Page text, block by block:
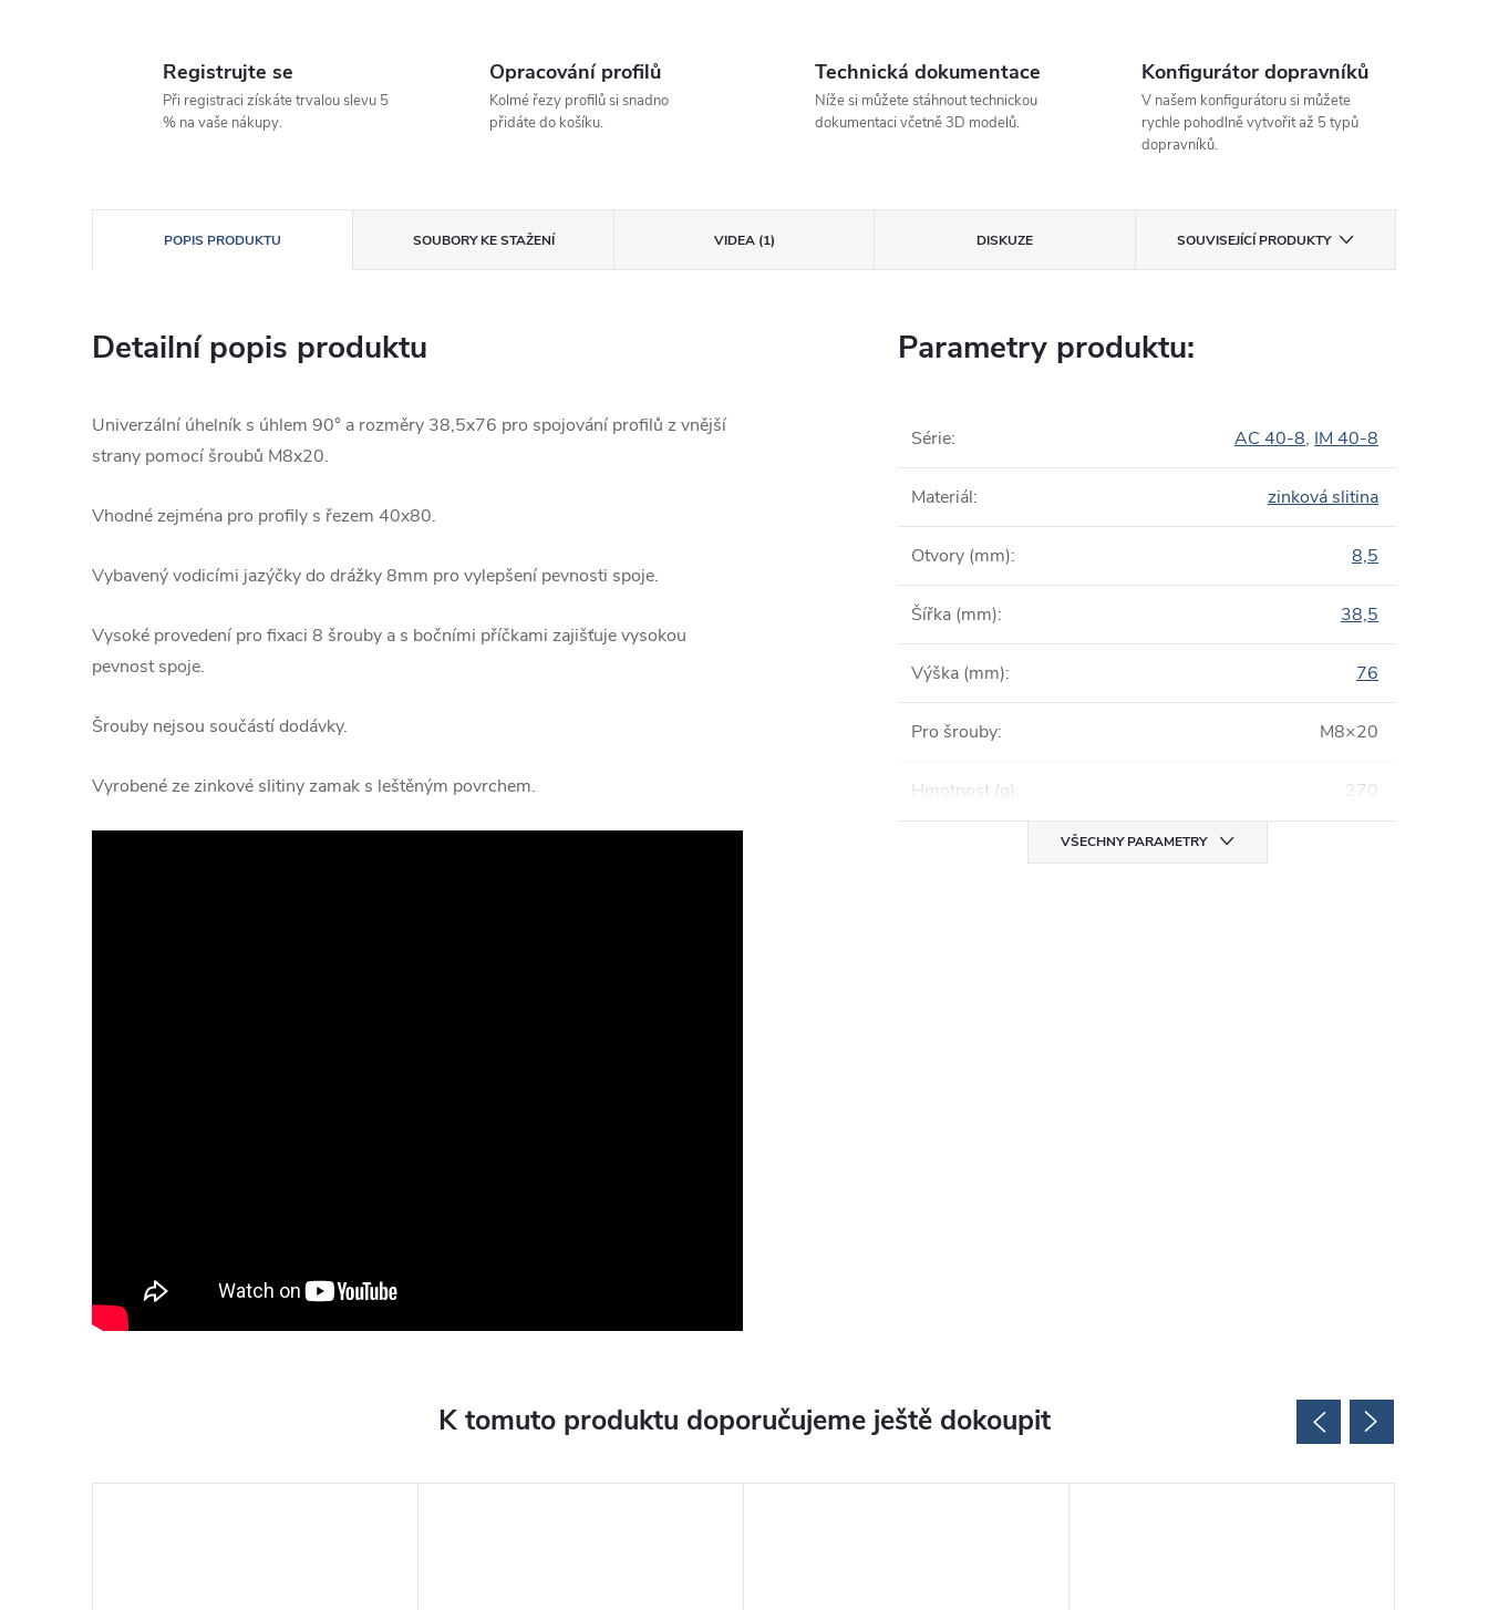
Registrujte se
Při registraci získáte trvalou slevu 5
% na vaše nákupy.
Opracování profilů
Kolmé řezy profilů si snadno
přidáte do košíku.
Technická dokumentace
Níže si můžete stáhnout technickou
dokumentaci včetně 3D modelů.
Konfigurátor dopravníků
V našem konfigurátoru si můžete
rychle pohodlně vytvořit až 5 typů
dopravníků.
POPIS PRODUKTU SOUBORY KE STAŽENÍ VIDEA (1) DISKUZE SOUVISEJÍCÍ PRODUKTY
Detailní popis produktu
Univerzální úhelník s úhlem 90° a rozměry 38,5x76 pro spojování profilů z vnější
strany pomocí šroubů M8x20.
Vhodné zejména pro profily s řezem 40x80.
Vybavený vodicími jazýčky do drážky 8mm pro vylepšení pevnosti spoje.
Vysoké provedení pro fixaci 8 šrouby a s bočními příčkami zajišťuje vysokou
pevnost spoje.
Šrouby nejsou součástí dodávky.
Vyrobené ze zinkové slitiny zamak s leštěným povrchem.
Parametry produktu:
Série: AC 40-8, IM 40-8
Materiál: zinková slitina
Otvory (mm): 8,5
Šířka (mm): 38,5
Výška (mm): 76
Pro šrouby: M8×20
Hmotnost (g): 270
VŠECHNY PARAMETRY
K tomuto produktu doporučujeme ještě dokoupit